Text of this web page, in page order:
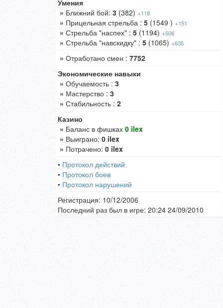
Умения
» Ближний бой: 3 (382) +118
» Прицельная стрельба : 5 (1549 ) +151
» Стрельба "наспех" : 5 (1194) +506
» Стрельба "навскидку" : 5 (1065) +635
» Отработано смен : 7752
Экономические навыки
» Обучаемость : 3
» Мастерство : 3
» Стабильность : 2
Казино
» Баланс в фишках 0 ilex
» Выиграно: 0 ilex
» Потрачено: 0 ilex
• Протокол действий
• Протокол боев
• Протокол нарушений
Регистрация: 10/12/2006
Последний раз был в игре: 20:24 24/09/2010